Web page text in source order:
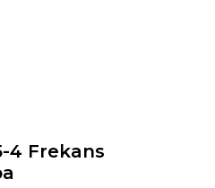
4 Frekans